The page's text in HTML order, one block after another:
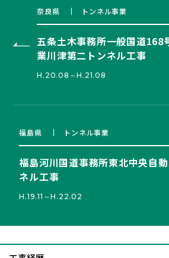
奈良県 トンネル事業
五条土木事務所一般国道168
業川津第二トンネル工事
H.20.08～H.21.08
福島県 トンネル事業
福島河川国道事務所東北中央自
ネル工事
H.19.11～H.22.02